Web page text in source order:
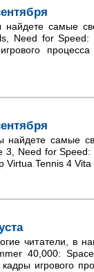
самые
Need for
самые
3, Need for
Virtua Tennis 4
читатели, в
40,000:
игрового